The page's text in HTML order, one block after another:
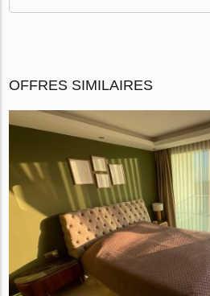
OFFRES SIMILAIRES